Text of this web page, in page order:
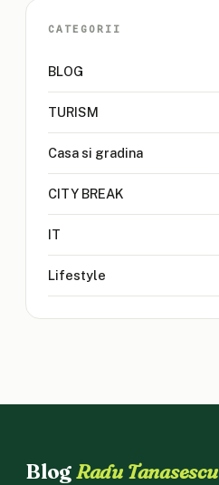
CATEGORII
BLOG
TURISM
Casa si gradina
CITY BREAK
IT
Lifestyle
BlogRadu Tanasescu